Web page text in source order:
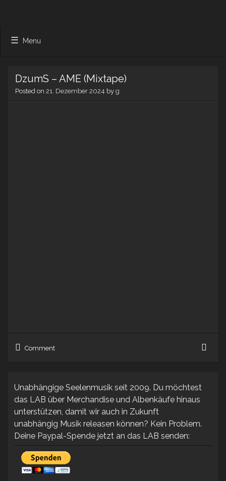
Menu
DzumS – AME (Mixtape)
Posted on 21. Dezember 2024 by g
Comment
Unabhängige Seelenmusik seit 2009. Du möchtest
das LAB über Merchandise und Albenkäufe hinaus
unterstützen, damit wir auch in Zukunft
unabhängig Musik releasen können? Kein Problem.
Deine Paypal-Spende jetzt an das LAB senden: